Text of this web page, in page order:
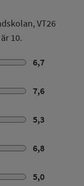
VT26
10.
6,7
7,6
5,3
6,8
5,0